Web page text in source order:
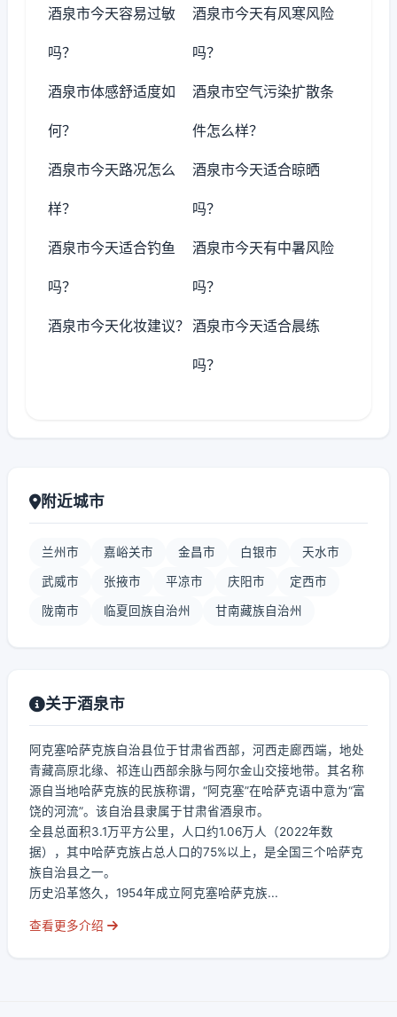
酒泉市今天容易过敏
吗？
酒泉市今天有风寒风险
吗？
酒泉市体感舒适度如
何？
酒泉市空气污染扩散条
件怎么样？
酒泉市今天路况怎么
样？
酒泉市今天适合晾晒
吗？
酒泉市今天适合钓鱼
吗？
酒泉市今天有中暑风险
吗？
酒泉市今天化妆建议？ 酒泉市今天适合晨练
吗？
附近城市
兰州市 嘉峪关市 金昌市 白银市 天水市
武威市 张掖市 平凉市 庆阳市 定西市
陇南市 临夏回族自治州 甘南藏族自治州
关于酒泉市
阿克塞哈萨克族自治县位于甘肃省西部，河西走廊西端，地处
青藏高原北缘、祁连山西部余脉与阿尔金山交接地带。其名称
源自当地哈萨克族的民族称谓，“阿克塞”在哈萨克语中意为“富
饶的河流”。该自治县隶属于甘肃省酒泉市。
全县总面积3.1万平方公里，人口约1.06万人（2022年数
据），其中哈萨克族占总人口的75%以上，是全国三个哈萨克
族自治县之一。
历史沿革悠久，1954年成立阿克塞哈萨克族...
查看更多介绍